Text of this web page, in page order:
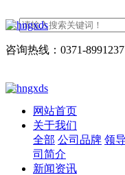
咨询热线：0371-
网站首页
关于我们
全部 公司品牌 领
司简介
新闻资讯